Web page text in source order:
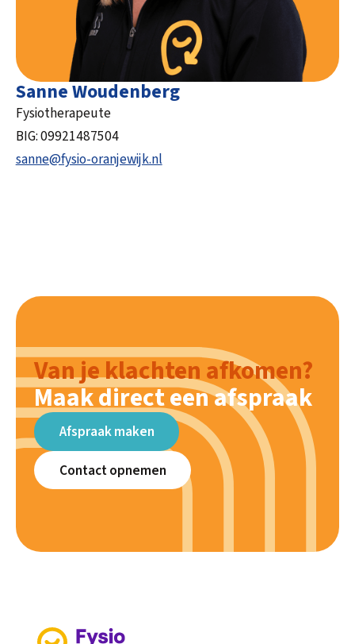
Sanne Woudenberg
Fysiotherapeute
BIG: 09921487504
sanne@fysio-oranjewijk.nl
Van je klachten afkomen?
Maak direct een afspraak
Afspraak maken
Contact opnemen